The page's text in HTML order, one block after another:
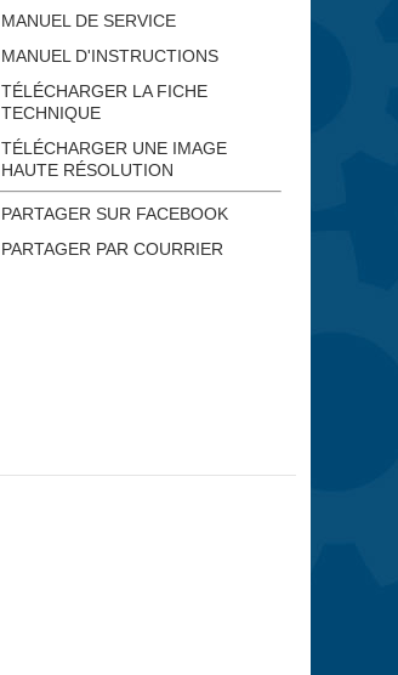
MANUEL DE SERVICE
MANUEL D'INSTRUCTIONS
TÉLÉCHARGER LA FICHE
TECHNIQUE
TÉLÉCHARGER UNE IMAGE
HAUTE RÉSOLUTION
PARTAGER SUR FACEBOOK
PARTAGER PAR COURRIER